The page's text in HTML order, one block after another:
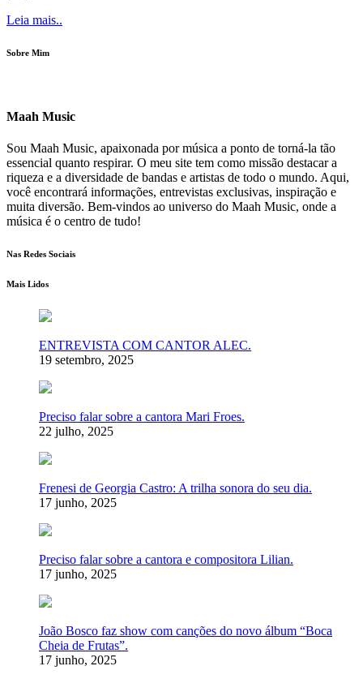
Leia mais..
Sobre Mim
Maah Music
Sou Maah Music, apaixonada por música a ponto de torná-la tão
essencial quanto respirar. O meu site tem como missão destacar a
riqueza e a diversidade de bandas e artistas de todo o mundo. Aqui,
você encontrará informações, entrevistas exclusivas, inspiração e
muita diversão. Bem-vindos ao universo do Maah Music, onde a
música é o centro de tudo!
Nas Redes Sociais
Mais Lidos
ENTREVISTA COM CANTOR ALEC.
19 setembro, 2025
Preciso falar sobre a cantora Mari Froes.
22 julho, 2025
Frenesi de Georgia Castro: A trilha sonora do seu dia.
17 junho, 2025
Preciso falar sobre a cantora e compositora Lilian.
17 junho, 2025
João Bosco faz show com canções do novo álbum “Boca
Cheia de Frutas”.
17 junho, 2025